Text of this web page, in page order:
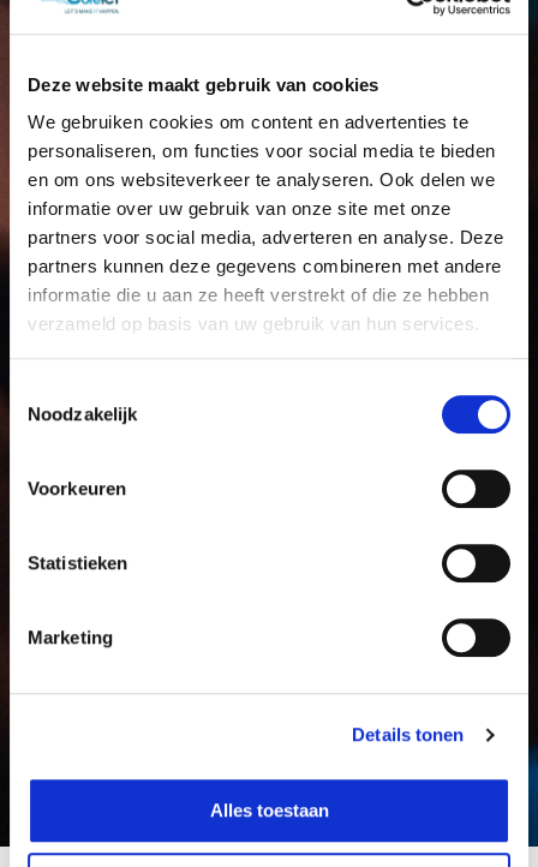
Deze website maakt gebruik van cookies
We gebruiken cookies om content en advertenties te
personaliseren, om functies voor social media te bieden
en om ons websiteverkeer te analyseren. Ook delen we
informatie over uw gebruik van onze site met onze
partners voor social media, adverteren en analyse. Deze
partners kunnen deze gegevens combineren met andere
informatie die u aan ze heeft verstrekt of die ze hebben
verzameld op basis van uw gebruik van hun services.
Noodzakelijk
Voorkeuren
Statistieken
Marketing
Details tonen
Alles toestaan